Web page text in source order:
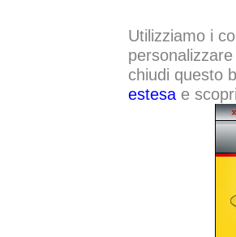
Utilizziamo i
chiudi questo
estesae